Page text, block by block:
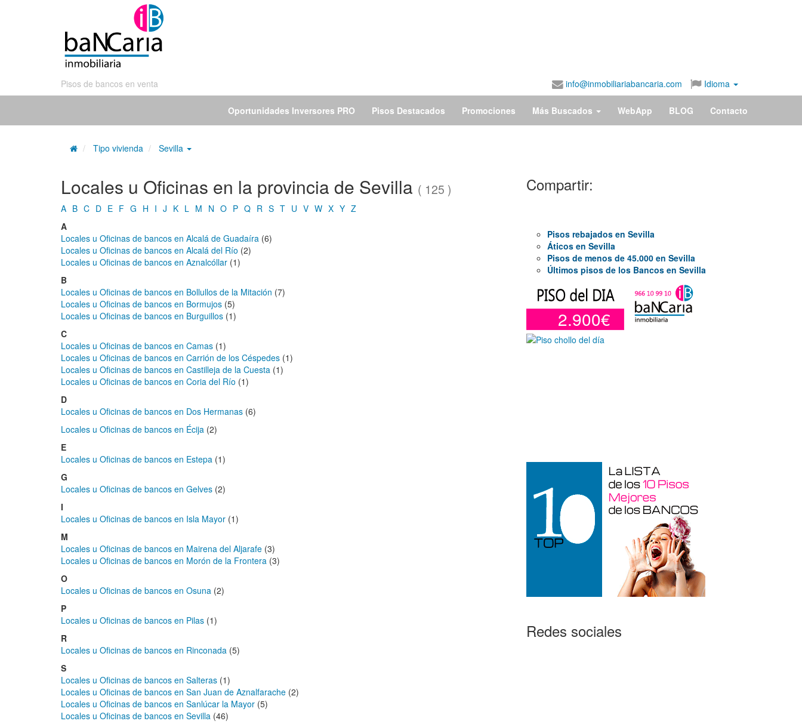
Pisos de bancos en venta info@inmobiliariabancaria.com Idioma
Oportunidades Inversores PRO Pisos Destacados Promociones Más Buscados WebApp BLOG Contacto
Tipo vivienda Sevilla
Locales u Oficinas en la provincia de Sevilla ( 125 )
A B C D E F G H I J K L M N O P Q R S T U V W X Y Z
A
Locales u Oficinas de bancos en Alcalá de Guadaíra (6)
Locales u Oficinas de bancos en Alcalá del Río (2)
Locales u Oficinas de bancos en Aznalcóllar (1)
B
Locales u Oficinas de bancos en Bollullos de la Mitación (7)
Locales u Oficinas de bancos en Bormujos (5)
Locales u Oficinas de bancos en Burguillos (1)
C
Locales u Oficinas de bancos en Camas (1)
Locales u Oficinas de bancos en Carrión de los Céspedes (1)
Locales u Oficinas de bancos en Castilleja de la Cuesta (1)
Locales u Oficinas de bancos en Coria del Río (1)
D
Locales u Oficinas de bancos en Dos Hermanas (6)
Locales u Oficinas de bancos en Écija (2)
E
Locales u Oficinas de bancos en Estepa (1)
G
Locales u Oficinas de bancos en Gelves (2)
I
Locales u Oficinas de bancos en Isla Mayor (1)
M
Locales u Oficinas de bancos en Mairena del Aljarafe (3)
Locales u Oficinas de bancos en Morón de la Frontera (3)
O
Locales u Oficinas de bancos en Osuna (2)
P
Locales u Oficinas de bancos en Pilas (1)
R
Locales u Oficinas de bancos en Rinconada (5)
S
Locales u Oficinas de bancos en Salteras (1)
Locales u Oficinas de bancos en San Juan de Aznalfarache (2)
Locales u Oficinas de bancos en Sanlúcar la Mayor (5)
Locales u Oficinas de bancos en Sevilla (46)
Compartir:
Pisos rebajados en Sevilla
Áticos en Sevilla
Pisos de menos de 45.000 en Sevilla
Últimos pisos de los Bancos en Sevilla
2.900€
Redes sociales